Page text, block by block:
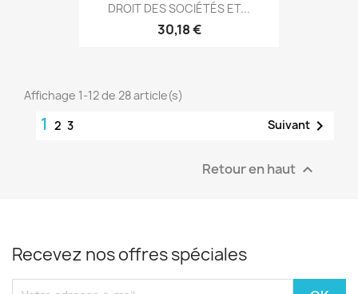
DROIT DES SOCIÉTÉS ET...
30,18 €
Affichage 1-12 de 28 article(s)
1 2 3 Suivant 
Retour en haut 
Recevez nos offres spéciales